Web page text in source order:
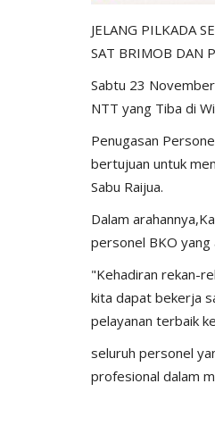
JELANG PILKADA
SAT BRIMOB DAN
Sabtu 23
NTT yang Tiba di
Penugasan
bertujuan untuk
Sabu Raijua.
Dalam
personel BKO yang
"Kehadiran rekan-
kita dapat bekerja
pelayanan terbaik
seluruh personel
profesional dalam
Lakukan
BERANDA
Operasi
pemilu
Humas